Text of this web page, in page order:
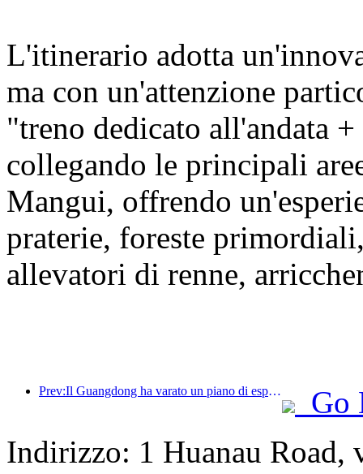
L'itinerario adotta
ma con un'attenzione
"treno dedicato all'andata
collegando le principali
Mangui, offrendo
praterie, foreste
allevatori di renne,
Prev:Il Guangdong ha varato un piano di espansione della capacità del settore dei servizi per trasformare la Greater Bay Area in una destinazione turistica di livello mondiale.
Go
Indirizzo: 1 Huanau Road,